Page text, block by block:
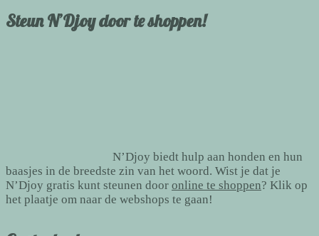
Steun N’Djoy door te shoppen!
N’Djoy biedt hulp aan honden en hun
baasjes in de breedste zin van het woord. Wist je dat je
N’Djoy gratis kunt steunen door online te shoppen? Klik op
het plaatje om naar de webshops te gaan!